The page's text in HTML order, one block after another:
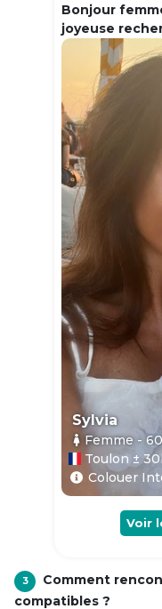
Bonjour
joyeuse
Sylvia
Femme -
Toulon ±
Colouer
Voir
3
Comment
compatibles ?